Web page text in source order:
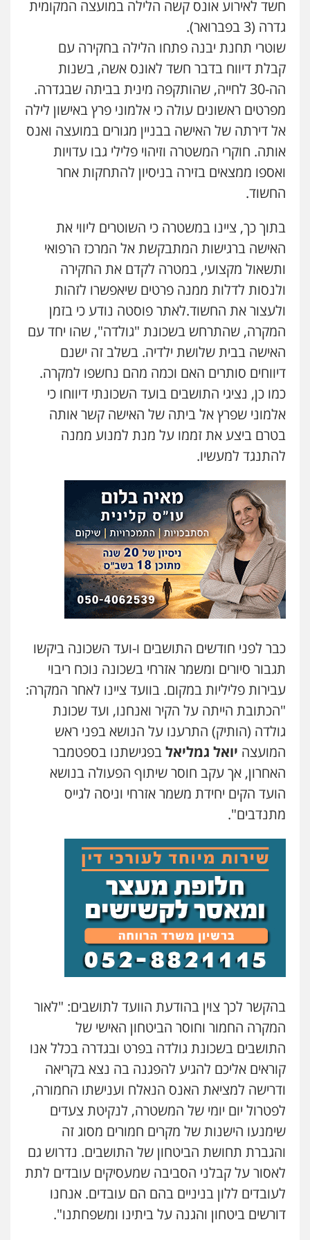
משרד עורכי דין חן ברוך
פלילי
0505078733
עו"ד קארין לגטיוי
פלילי פשיעה חמורה מעצרים וחקירות
0507446995
עו"ד ירון גיגי
עו"ד רועי אטיאס
משפט פלילי פשיעה חמורה צווארון לבן
525043999
עו"ד אסף כהן
פלילי פשיעה חמורה סמים והימורים
מעצרים וחקירות
0526555488
משרד עורכי דין טאי שרקי
פלילי אסירים תעבורה מרב"ד
0547556464
עו"ד אילן אלימלך
פלילי פשיעה חמורה תעבורה
0522992110
עו"ד שאדי נאטור
פלילי פשיעה חמורה מעצרים וחקירות
0509230800
משרד עורכי דין פארס פלאח
ביטוח לאומי
0549911449
עו"ד עידית שינו-אמיתי
פלילי עורכי דין לענייני אסירים פשיעה
חמורה מעצרים וחקירות
0507587013
עו"ד אביגדור פלדמן
עו"ד יאיר בן סימון
פלילי תעבורה אזרחי נזיקין
0505719060
עו"ד נס בן נתן
פלילי כלכלי פשיעה חמורה נוער
עו"ד משה פלמור
פלילי כלכלי צווארון לבן עורכי דין לענייני
0549732303
סלימאן אבו שעירה – משרד עורכי דין
פלילי בטחוני צבאי נזיקין
0547780927
עו"ד אסף גונן
פשע חמור מעצרים
וחקירות
חשד לאירוע אונס קשה הלילה במועצה המקומית
גדרה (3 בפברואר).
שוטרי תחנת יבנה פתחו הלילה בחקירה עם
קבלת דיווח בדבר חשד לאונס אשה, בשנות
הה-30 לחייה, שהותקפה מינית בביתה שבגדרה.
מפרטים ראשונים עולה כי אלמוני פרץ באישון לילה
אל דירתה של האישה בבניין מגורים במועצה ואנס
אותה. חוקרי המשטרה וזיהוי פלילי גבו עדויות
ואספו ממצאים בזירה בניסיון להתחקות אחר
החשוד.
בתוך כך, ציינו במשטרה כי השוטרים ליווי את
האישה ברגישות המתבקשת אל המרכז הרפואי
ותשאול מקצועי, במטרה לקדם את החקירה
ולנסות לדלות ממנה פרטים שיאפשרו לזהות
ולעצור את החשוד.לאתר פוסטה נודע כי בזמן
המקרה, שהתרחש בשכונת "גולדה", שהו יחד עם
האישה בבית שלושת ילדיה. בשלב זה ישנם
דיווחים סותרים האם וכמה מהם נחשפו למקרה.
כמו כן, נציגי התושבים בועד השכונתי דיווחו כי
אלמוני שפרץ אל ביתה של האישה קשר אותה
בטרם ביצע את זממו על מנת למנוע ממנה
להתנגד למעשיו.
כבר לפני חודשים התושבים ו-ועד השכונה ביקשו
תגבור סיורים ומשמר אזרחי בשכונה נוכח ריבוי
עבירות פליליות במקום. בוועד ציינו לאחר המקרה:
"הכתובת הייתה על הקיר ואנחנו, ועד שכונת
גולדה (הותיק) התרענו על הנושא בפני ראש
המועצה יואל גמליאלבפגישתנו בספטמבר
האחרון, אך עקב חוסר שיתוף הפעולה בנושא
הועד הקים יחידת משמר אזרחי וניסה לגייס
מתנדבים".
בהקשר לכך צוין בהודעת הוועד לתושבים: "לאור
המקרה החמור וחוסר הביטחון האישי של
התושבים בשכונת גולדה בפרט ובגדרה בכלל אנו
קוראים אליכם להגיע להפגנה בה נצא בקריאה
ודרישה למציאת האנס הנאלח וענישתו החמורה,
לפטרול יום יומי של המשטרה, לנקיטת צעדים
שימנעו הישנות של מקרים חמורים מסוג זה
והגברת תחושת הביטחון של התושבים. נדרוש גם
לאסור על קבלני הסביבה שמעסיקים עובדים לתת
לעובדים ללון בניניים בהם הם עובדים. אנחנו
דורשים ביטחון והגנה על ביתינו ומשפחתנו".